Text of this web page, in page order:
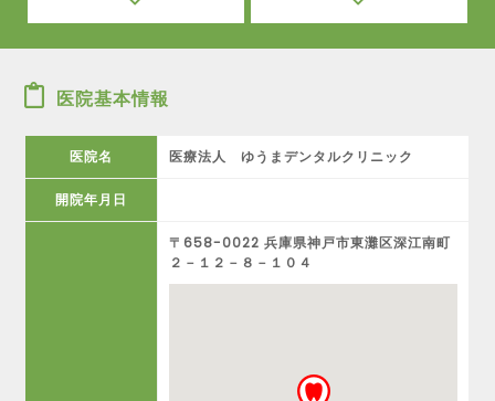
医院基本情報
医院名 医療法人 ゆうまデンタルクリニック
開院年月日
〒658-0022 兵庫県神戸市東灘区深江南町
２－１２－８－１０４